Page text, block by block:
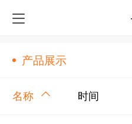
产品展示
名称 时间